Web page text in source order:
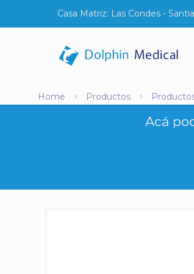
Casa Matriz: Las Condes -
Home Productos
Acá